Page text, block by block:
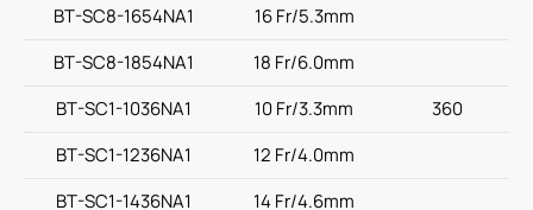
BT-SC8-1654NA1
16 Fr/5.3mm
BT-SC8-1854NA1
18 Fr/6.0mm
BT-SC1-1036NA1
10 Fr/3.3mm
360
BT-SC1-1236NA1
12 Fr/4.0mm
BT-SC1-1436NA1
14 Fr/4.6mm